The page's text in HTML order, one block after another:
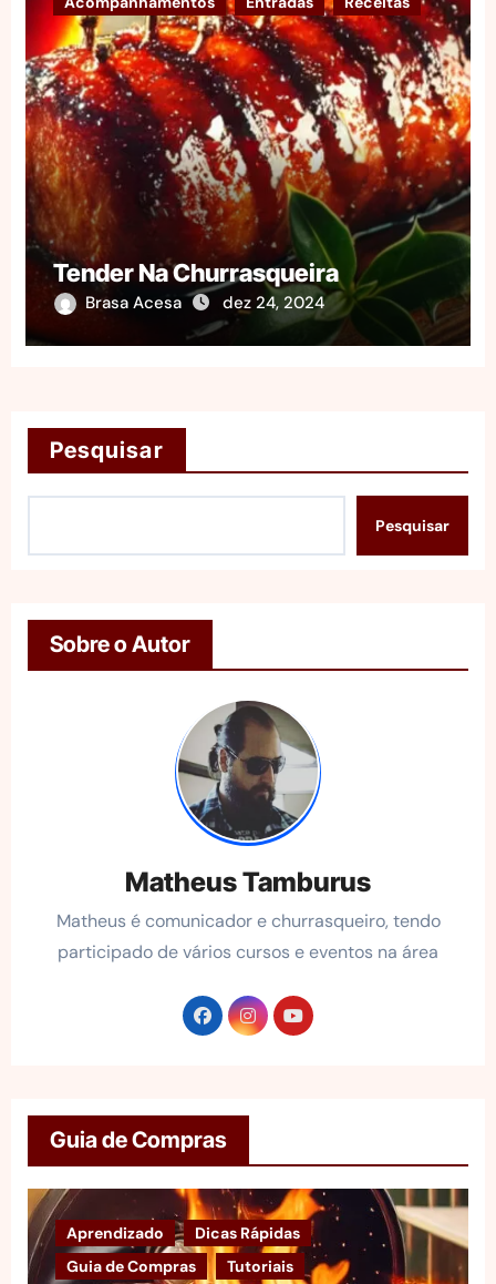
Tender Na Churrasqueira
Brasa Acesa dez 24, 2024
Pesquisar
Pesquisar
Sobre o Autor
Matheus Tamburus
Matheus é comunicador e churrasqueiro, tendo
participado de vários cursos e eventos na área
Guia de Compras
Aprendizado
Dicas Rápidas
Guia de Compras
Tutoriais